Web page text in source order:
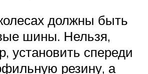
должны быть
шины. Нельзя,
установить спереди
резину, а